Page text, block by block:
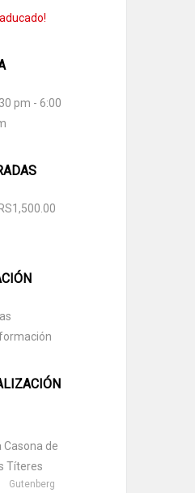
pm - 6:00
Casona de
Títeres
Gutenberg